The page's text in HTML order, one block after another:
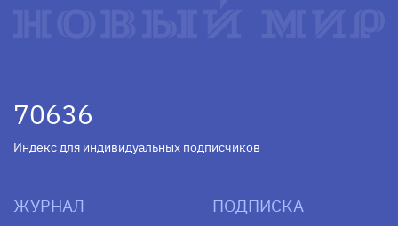
70636
Индекс для индивидуальных подписчиков
ЖУРНАЛ ПОДПИСКА